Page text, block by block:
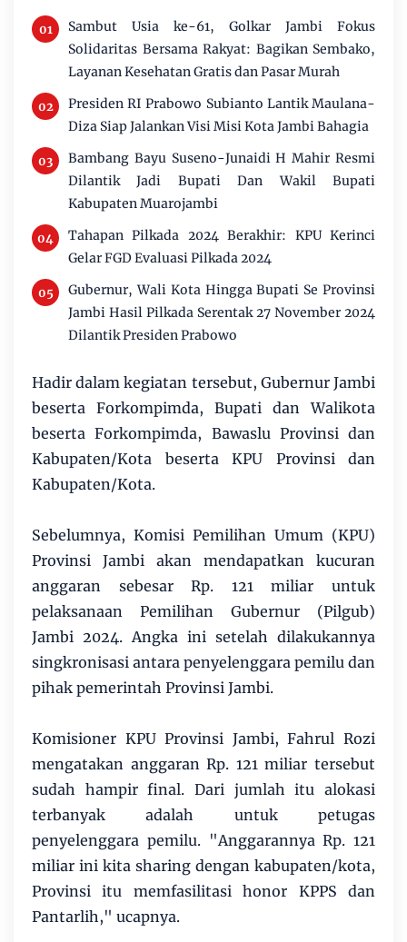
Sambut Usia ke-61, Golkar Jambi Fokus
Solidaritas Bersama Rakyat: Bagikan Sembako,
Layanan Kesehatan Gratis dan Pasar Murah
Presiden RI Prabowo Subianto Lantik Maulana-
Diza Siap Jalankan Visi Misi Kota Jambi Bahagia
Bambang Bayu Suseno-Junaidi H Mahir Resmi
Dilantik Jadi Bupati Dan Wakil Bupati
Kabupaten Muarojambi
Tahapan Pilkada 2024 Berakhir: KPU Kerinci
Gelar FGD Evaluasi Pilkada 2024
Gubernur, Wali Kota Hingga Bupati Se Provinsi
Jambi Hasil Pilkada Serentak 27 November 2024
Dilantik Presiden Prabowo
Hadir dalam kegiatan tersebut, Gubernur Jambi
beserta Forkompimda, Bupati dan Walikota
beserta Forkompimda, Bawaslu Provinsi dan
Kabupaten/Kota beserta KPU Provinsi dan
Kabupaten/Kota.
Sebelumnya, Komisi Pemilihan Umum (KPU)
Provinsi Jambi akan mendapatkan kucuran
anggaran sebesar Rp. 121 miliar untuk
pelaksanaan Pemilihan Gubernur (Pilgub)
Jambi 2024. Angka ini setelah dilakukannya
singkronisasi antara penyelenggara pemilu dan
pihak pemerintah Provinsi Jambi.
Komisioner KPU Provinsi Jambi, Fahrul Rozi
mengatakan anggaran Rp. 121 miliar tersebut
sudah hampir final. Dari jumlah itu alokasi
terbanyak adalah untuk petugas
penyelenggara pemilu. "Anggarannya Rp. 121
miliar ini kita sharing dengan kabupaten/kota,
Provinsi itu memfasilitasi honor KPPS dan
Pantarlih," ucapnya.